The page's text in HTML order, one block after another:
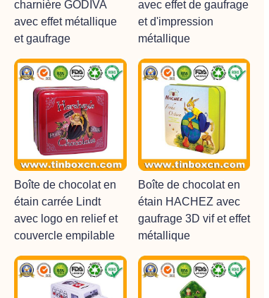
charnière GODIVA
avec effet métallique
et gaufrage
avec effet de gaufrage
et d'impression
métallique
Boîte de chocolat en
étain carrée Lindt
avec logo en relief et
couvercle empilable
Boîte de chocolat en
étain HACHEZ avec
gaufrage 3D vif et effet
métallique